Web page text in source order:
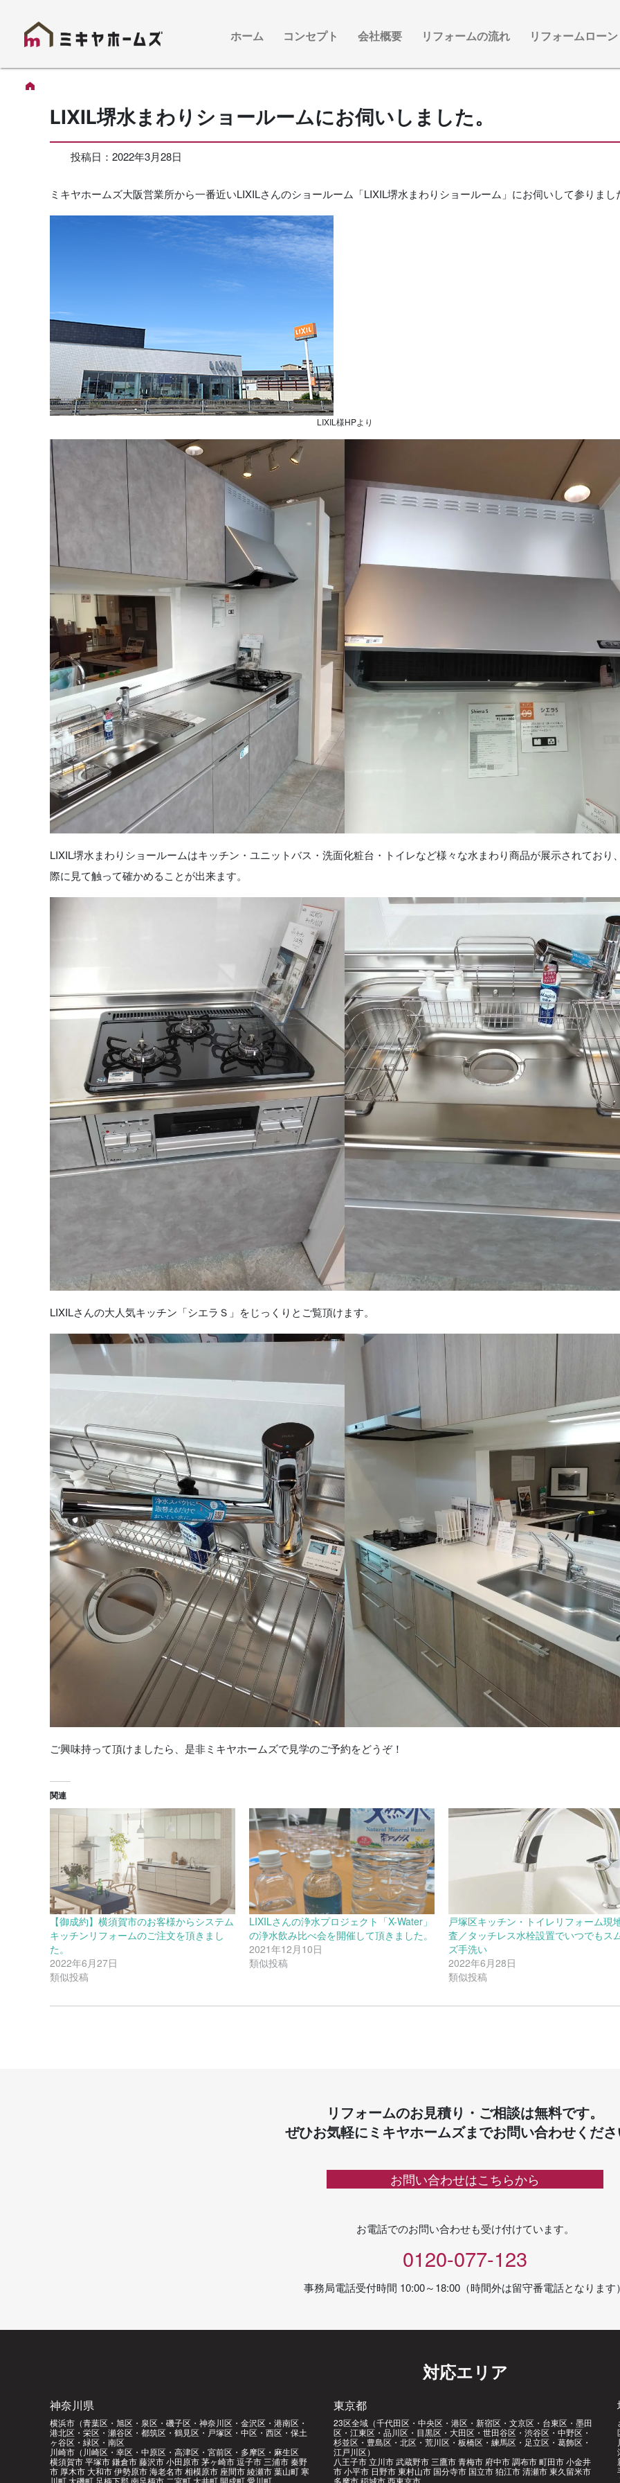
ホーム コンセプト 会社概要 リフォームの流れ リフォームローン
LIXIL堺水まわりショールームにお伺いしました。
投稿日： 2022年3月28日
ミキヤホームズ大阪営業所から一番近いLIXILさんのショールーム「LIXIL堺水まわりショールーム」にお伺いして参りまし
LIXIL様HPより
LIXIL堺水まわりショールームはキッチン・ユニットバス・洗面化粧台・トイレなど様々な水まわり商品が展示されており
際に見て触って確かめることが出来ます。
LIXILさんの大人気キッチン「シエラＳ」をじっくりとご覧頂けます。
ご興味持って頂けましたら、是非ミキヤホームズで見学のご予約をどうぞ！
関連
【御成約】横須賀市のお客様からシステム
キッチンリフォームのご注文を頂きまし
た。
2022年6月27日
類似投稿
LIXILさんの浄水プロジェクト「X-Water」
の浄水飲み比べ会を開催して頂きました。
2021年12月10日
類似投稿
戸塚区キッチン・トイレリフォーム現
査／タッチレス水栓設置でいつでもス
ズ手洗い
2022年6月28日
類似投稿
リフォームのお見積り・ご相談は無料です。
ぜひお気軽にミキヤホームズまでお問い合わせくだ
お問い合わせはこちらから
お電話でのお問い合わせも受け付けています。
0120-077-123
事務局電話受付時間 10:00～18:00（時間外は留守番電話となります
対応エリア
神奈川県
横浜市（青葉区・旭区・泉区・磯子区・神奈川区・金沢区・港南区・
港北区・栄区・瀬谷区・都筑区・鶴見区・戸塚区・中区・西区・保土
ヶ谷区・緑区・南区
川崎市（川崎区・幸区・中原区・高津区・宮前区・多摩区・麻生区
横須賀市 平塚市 鎌倉市 藤沢市 小田原市 茅ヶ崎市 逗子市 三浦市 秦野
市 厚木市 大和市 伊勢原市 海老名市 相模原市 座間市 綾瀬市 葉山町 寒
東京都
23区全域（千代田区・中央区・港区・新宿区・文京区・台東区・墨田
区・江東区・品川区・目黒区・大田区・世田谷区・渋谷区・中野区・
杉並区・豊島区・北区・荒川区・板橋区・練馬区・足立区・葛飾区・
江戸川区）
八王子市 立川市 武蔵野市 三鷹市 青梅市 府中市 調布市 町田市 小金井
市 小平市 日野市 東村山市 国分寺市 国立市 狛江市 清瀬市 東久留米市